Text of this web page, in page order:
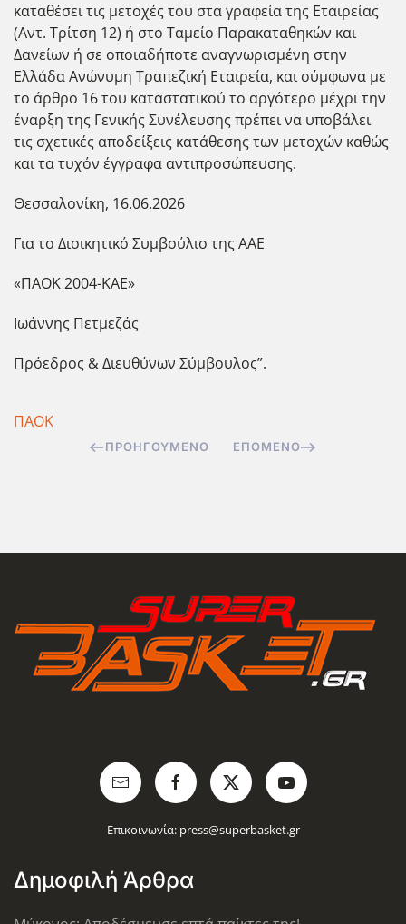
καταθέσει τις μετοχές του στα γραφεία της Εταιρείας
(Αντ. Τρίτση 12) ή στο Ταμείο Παρακαταθηκών και
Δανείων ή σε οποιαδήποτε αναγνωρισμένη στην
Ελλάδα Ανώνυμη Τραπεζική Εταιρεία, και σύμφωνα με
το άρθρο 16 του καταστατικού το αργότερο μέχρι την
έναρξη της Γενικής Συνέλευσης πρέπει να υποβάλει
τις σχετικές αποδείξεις κατάθεσης των μετοχών καθώς
και τα τυχόν έγγραφα αντιπροσώπευσης.
Θεσσαλονίκη, 16.06.2026
Για το Διοικητικό Συμβούλιο της ΑΑΕ
«ΠΑΟΚ 2004-ΚΑΕ»
Ιωάννης Πετμεζάς
Πρόεδρος & Διευθύνων Σύμβουλος”.
ΠΑΟΚ
ΠΡΟΗΓΟΎΜΕΝΟ ΕΠΌΜΕΝΟ
Επικοινωνία: press@superbasket.gr
Δημοφιλή Άρθρα